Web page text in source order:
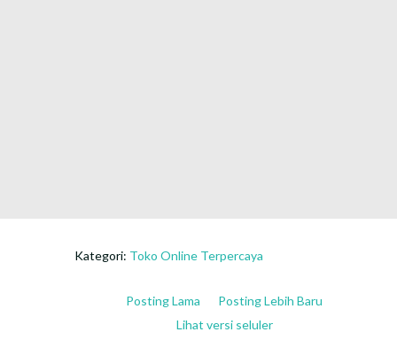
Kategori: Toko Online Terpercaya
Posting Lebih Baru
Posting Lama
Lihat versi seluler